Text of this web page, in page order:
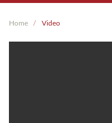
Home Video